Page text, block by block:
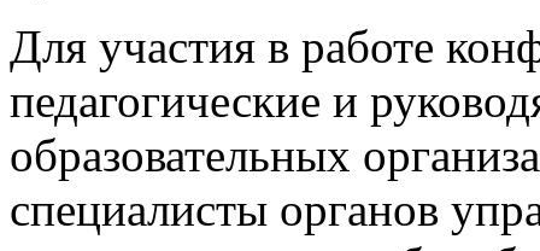
Для участия в работе
педагогические и
образовательных
специалисты органов